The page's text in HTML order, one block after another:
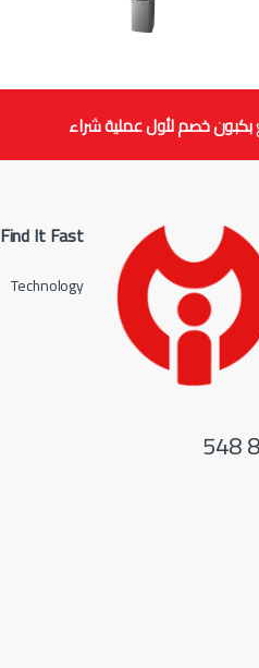
بكبون خصم لأول عملية شراء
Find It Fast
Technology